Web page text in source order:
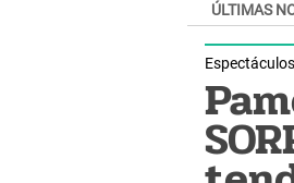
ÚLTIMAS
Espectáculos